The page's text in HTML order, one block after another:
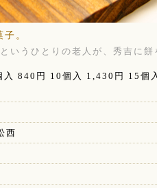
。
いうひとりの老人が、秀吉に
840円 10個入 1,430円 15個
西